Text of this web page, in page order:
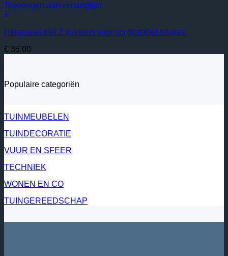
Toevoegen aan verlanglijst
+
Hangstoel met 2 kussens voor comfortabel relaxen
€ 35.00
Populaire categoriën
TUINMEUBELEN
TUINDECORATIE
VUUR EN SFEER
TECHNIEK
WONEN EN CO
TUINGEREEDSCHAP